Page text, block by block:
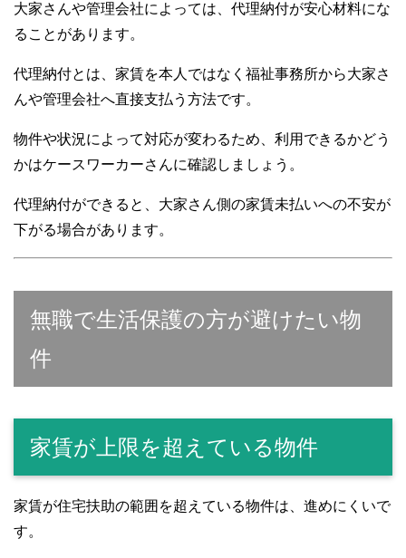
大家さんや管理会社によっては、代理納付が安心材料にな
ることがあります。
代理納付とは、家賃を本人ではなく福祉事務所から大家さ
んや管理会社へ直接支払う方法です。
物件や状況によって対応が変わるため、利用できるかどう
かはケースワーカーさんに確認しましょう。
代理納付ができると、大家さん側の家賃未払いへの不安が
下がる場合があります。
無職で生活保護の方が避けたい物
件
家賃が上限を超えている物件
家賃が住宅扶助の範囲を超えている物件は、進めにくいで
す。